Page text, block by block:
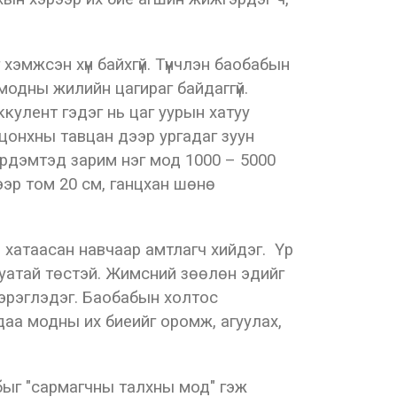
хүн байхгүй. Түүнчлэн баобабын
жилийн цагираг байдаггүй.
гэдэг нь цаг уурын хатуу
тавцан дээр ургадаг зуун
зарим нэг мод 1000 – 5000
том 20 см, ганцхан шөнө
хатаасан навчаар амтлагч хийдэг. Үр
төстэй. Жимсний зөөлөн эдийг
Баобабын холтос
модны их биеийг оромж, агуулах,
"сармагчны талхны мод" гэж